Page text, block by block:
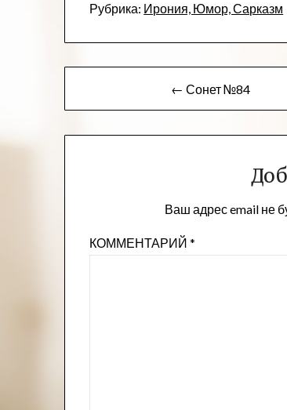
Рубрика: Ирония, Юмор, Сарказм
по
записям
← Сонет №84
Ваш адрес email не
КОММЕНТАРИЙ*